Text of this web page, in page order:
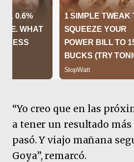
“Yo creo que en las
a tener un resultado
pasó. Y viajo mañana
Goya”, remarcó.